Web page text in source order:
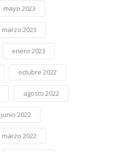
mayo 2023
marzo 2023
enero 2023
octubre 2022
agosto 2022
junio 2022
marzo 2022